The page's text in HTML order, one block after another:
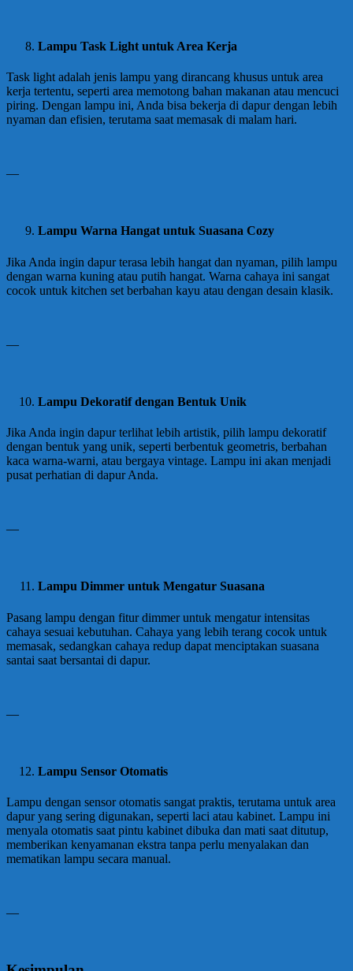
Lampu Task Light untuk Area Kerja
Task light adalah jenis lampu yang dirancang khusus untuk area
kerja tertentu, seperti area memotong bahan makanan atau mencuci
piring. Dengan lampu ini, Anda bisa bekerja di dapur dengan lebih
nyaman dan efisien, terutama saat memasak di malam hari.
—
Lampu Warna Hangat untuk Suasana Cozy
Jika Anda ingin dapur terasa lebih hangat dan nyaman, pilih lampu
dengan warna kuning atau putih hangat. Warna cahaya ini sangat
cocok untuk kitchen set berbahan kayu atau dengan desain klasik.
—
Lampu Dekoratif dengan Bentuk Unik
Jika Anda ingin dapur terlihat lebih artistik, pilih lampu dekoratif
dengan bentuk yang unik, seperti berbentuk geometris, berbahan
kaca warna-warni, atau bergaya vintage. Lampu ini akan menjadi
pusat perhatian di dapur Anda.
—
Lampu Dimmer untuk Mengatur Suasana
Pasang lampu dengan fitur dimmer untuk mengatur intensitas
cahaya sesuai kebutuhan. Cahaya yang lebih terang cocok untuk
memasak, sedangkan cahaya redup dapat menciptakan suasana
santai saat bersantai di dapur.
—
Lampu Sensor Otomatis
Lampu dengan sensor otomatis sangat praktis, terutama untuk area
dapur yang sering digunakan, seperti laci atau kabinet. Lampu ini
menyala otomatis saat pintu kabinet dibuka dan mati saat ditutup,
memberikan kenyamanan ekstra tanpa perlu menyalakan dan
mematikan lampu secara manual.
—